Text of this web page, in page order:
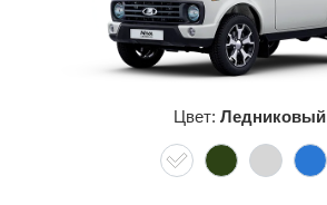
Сравнение
Личный кабинет
Цвет: Ледниковый